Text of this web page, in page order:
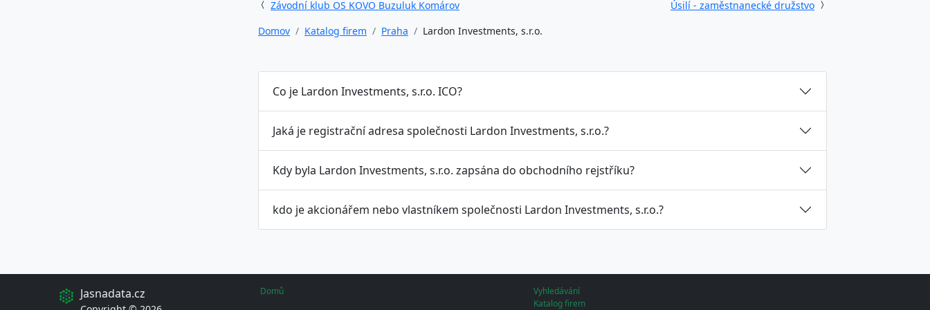
Závodní klub OS KOVO Buzuluk Komárov
Úsilí - zaměstnanecké družstvo
Domov
Katalog firem Praha Lardon Investments, s.r.o.
Co je Lardon Investments, s.r.o. ICO?
Jaká je registrační adresa společnosti Lardon Investments, s.r.o.?
Kdy byla Lardon Investments, s.r.o. zapsána do obchodního rejstříku?
kdo je akcionářem nebo vlastníkem společnosti Lardon Investments, s.r.o.?
Jasnadata.cz Domů
Vyhledávání
Katalog firem